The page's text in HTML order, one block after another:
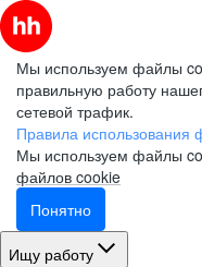
Мы используем файлы
правильную работу
сетевой трафик.
Правила использования
Мы используем файлы
файлов cookie
Понятно
Ищу работу